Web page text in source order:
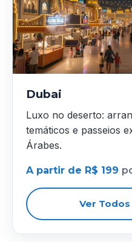
Dubai
Luxo no deserto:
temáticos e passeios
Árabes.
A partir de R$ 199
Ver